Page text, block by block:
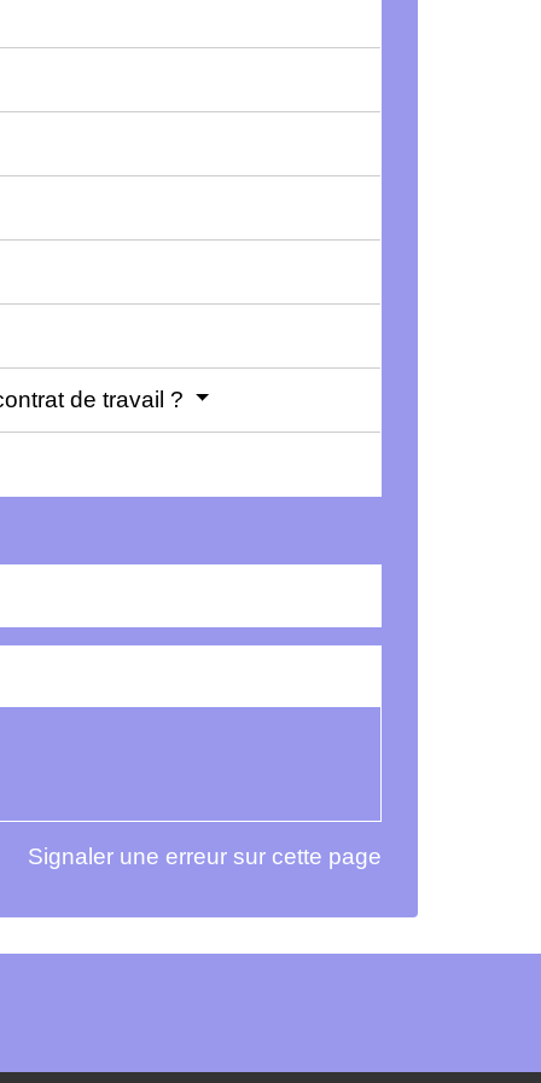
de travail ?
Signaler une erreur sur cette page